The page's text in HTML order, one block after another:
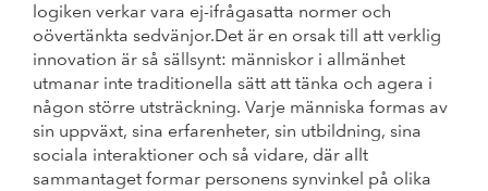
logiken verkar vara ej-ifrågasatta normer och
oövertänkta sedvänjor.Det är en orsak till att verklig
innovation är så sällsynt: människor i allmänhet
utmanar inte traditionella sätt att tänka och agera i
någon större utsträckning. Varje människa formas av
sin uppväxt, sina erfarenheter, sin utbildning, sina
sociala interaktioner och så vidare, där allt
sammantaget formar personens synvinkel på olika